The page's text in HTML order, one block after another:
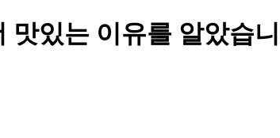
맛있는 이유를 알았습